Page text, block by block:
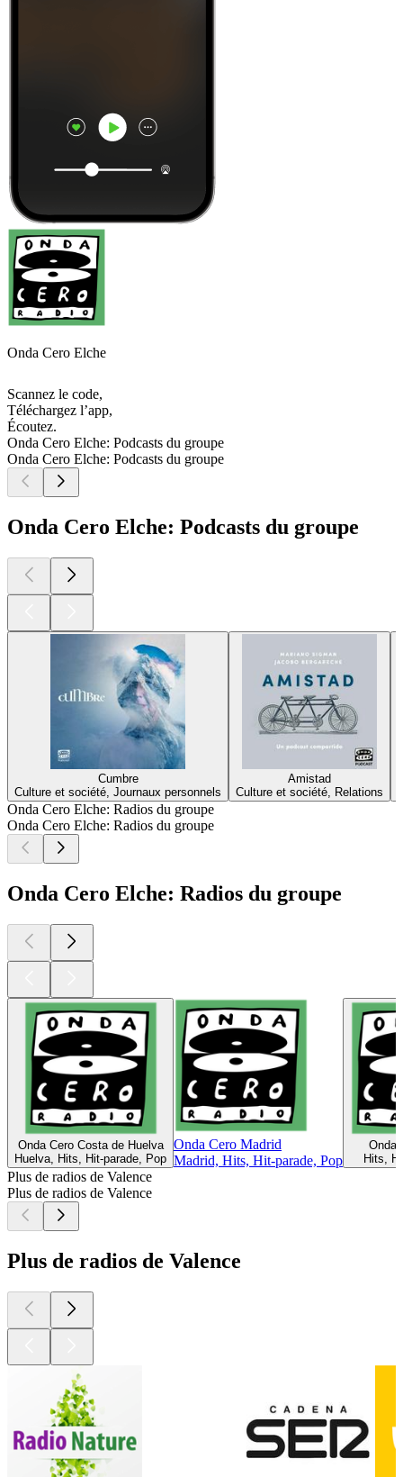
Onda Cero Elche
Scannez le code,
Téléchargez l’app,
Écoutez.
Onda Cero Elche: Podcasts du groupe
Onda Cero Elche: Podcasts du groupe
Onda Cero Elche: Podcasts du groupe
Cumbre
Culture et société, Journaux personnels
Amistad
Culture et société, Relations
Onda Cero Elche: Radios du groupe
Onda Cero Elche: Radios du groupe
Onda Cero Elche: Radios du groupe
Onda Cero Costa de Huelva
Huelva, Hits, Hit-parade, Pop
Onda Cero Madrid
Madrid, Hits, Hit-parade, Pop
Onda
Hits,
Plus de radios de Valence
Plus de radios de Valence
Plus de radios de Valence